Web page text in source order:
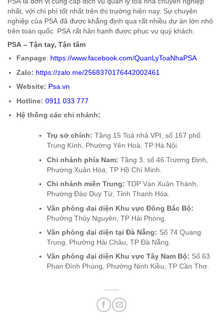
nhất, với chi phí tốt nhất trên thị trường hiện nay. Sự chuyên
nghiệp của PSA đã được khẳng định qua rất nhiều dự án lớn nhỏ
trên toàn quốc. PSA rất hân hạnh được phục vụ quý khách.
PSA – Tận tay, Tận tâm
Fanpage: https://www.facebook.com/QuanLyToaNhaPSA
Zalo: https://zalo.me/2568370176442002461
Website: Psa.vn
Hotline: 0911 033 777
Hệ thống các chi nhánh:
Trụ sở chính: Tầng 15 Toà nhà VPI, số 167 phố
Trung Kính, Phường Yên Hoà, TP Hà Nội.
Chi nhánh phía Nam: Tầng 3, số 46 Trương Định,
Phường Xuân Hòa, TP Hồ Chí Minh.
Chi nhánh miền Trung: TDP Vạn Xuân Thành,
Phường Đào Duy Từ, Tỉnh Thanh Hóa.
Văn phòng đại diện Khu vực Đông Bắc Bộ:
Phường Thủy Nguyên, TP Hải Phòng.
Văn phòng đại diện tại Đà Nẵng: Số 74 Quang
Trung, Phường Hải Châu, TP Đà Nẵng.
Văn phòng đại diện Khu vực Tây Nam Bộ: Số 63
Phan Đình Phùng, Phường Ninh Kiều, TP Cần Thơ.